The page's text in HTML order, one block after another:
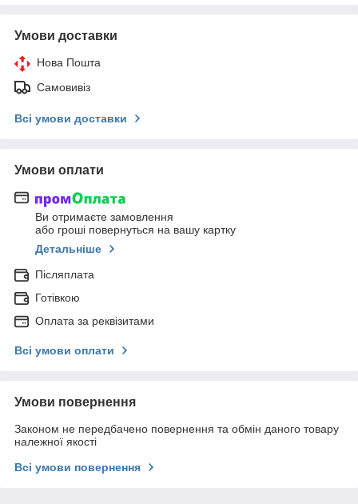
Умови доставки
Нова Пошта
Самовивіз
Всі умови доставки
Умови оплати
Ви отримаєте замовлення
або гроші повернуться на вашу картку
Детальніше
Післяплата
Готівкою
Оплата за реквізитами
Всі умови оплати
Умови повернення
Законом не передбачено повернення та обмін даного товару
належної якості
Всі умови повернення